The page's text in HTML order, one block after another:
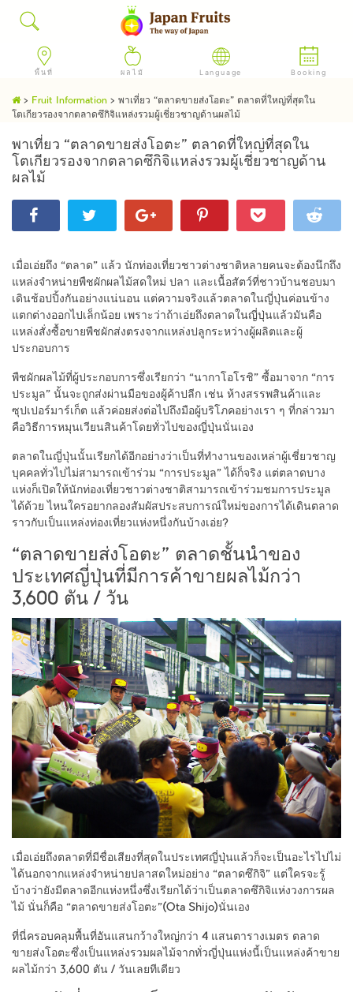
พื้นที่ ผลไม้ Language Booking
> Fruit Information > พาเที่ยว “ตลาดขายส่งโอตะ” ตลาดที่ใหญ่ที่สุดใน
โตเกียวรองจากตลาดซึกิจิแหล่งรวมผู้เชี่ยวชาญด้านผลไม้
พาเที่ยว “ตลาดขายส่งโอตะ” ตลาดที่ใหญ่ที่สุดใน
โตเกียวรองจากตลาดซึกิจิแหล่งรวมผู้เชี่ยวชาญด้าน
ผลไม้
เมื่อเอ่ยถึง “ตลาด” แล้ว นักท่องเที่ยวชาวต่างชาติหลายคนจะต้องนึกถึง
แหล่งจำหน่ายพืชผักผลไม้สดใหม่ ปลา และเนื้อสัตว์ที่ชาวบ้านชอบมา
เดินช้อปปิ้งกันอย่างแน่นอน แต่ความจริงแล้วตลาดในญี่ปุ่นค่อนข้าง
แตกต่างออกไปเล็กน้อย เพราะว่าถ้าเอ่ยถึงตลาดในญี่ปุ่นแล้วมันคือ
แหล่งสั่งซื้อขายพืชผักส่งตรงจากแหล่งปลูกระหว่างผู้ผลิตและผู้
ประกอบการ
พืชผักผลไม้ที่ผู้ประกอบการซึ่งเรียกว่า “นากาโอโรชิ” ซื้อมาจาก “การ
ประมูล” นั้นจะถูกส่งผ่านมือของผู้ค้าปลีก เช่น ห้างสรรพสินค้าและ
ซุปเปอร์มาร์เก็ต แล้วค่อยส่งต่อไปถึงมือผู้บริโภคอย่างเรา ๆ ที่กล่าวมา
คือวิธีการหมุนเวียนสินค้าโดยทั่วไปของญี่ปุ่นนั่นเอง
ตลาดในญี่ปุ่นนั้นเรียกได้อีกอย่างว่าเป็นที่ทำงานของเหล่าผู้เชี่ยวชาญ
บุคคลทั่วไปไม่สามารถเข้าร่วม “การประมูล” ได้ก็จริง แต่ตลาดบาง
แห่งก็เปิดให้นักท่องเที่ยวชาวต่างชาติสามารถเข้าร่วมชมการประมูล
ได้ด้วย ไหนใครอยากลองสัมผัสประสบการณ์ใหม่ของการได้เดินตลาด
ราวกับเป็นแหล่งท่องเที่ยวแห่งหนึ่งกันบ้างเอ่ย?
“ตลาดขายส่งโอตะ” ตลาดชั้นนำของ
ประเทศญี่ปุ่นที่มีการค้าขายผลไม้กว่า
3,600 ตัน / วัน
เมื่อเอ่ยถึงตลาดที่มีชื่อเสียงที่สุดในประเทศญี่ปุ่นแล้วก็จะเป็นอะไรไปไม่
ได้นอกจากแหล่งจำหน่ายปลาสดใหม่อย่าง “ตลาดซึกิจิ” แต่ใครจะรู้
บ้างว่ายังมีตลาดอีกแห่งหนึ่งซึ่งเรียกได้ว่าเป็นตลาดซึกิจิแห่งวงการผล
ไม้ นั่นก็คือ “ตลาดขายส่งโอตะ”(Ota Shijo)นั่นเอง
ที่นี่ครอบคลุมพื้นที่อันแสนกว้างใหญ่กว่า 4 แสนตารางเมตร ตลาด
ขายส่งโอตะซึ่งเป็นแหล่งรวมผลไม้จากทั่วญี่ปุ่นแห่งนี้เป็นแหล่งค้าขาย
ผลไม้กว่า 3,600 ตัน / วันเลยทีเดียว